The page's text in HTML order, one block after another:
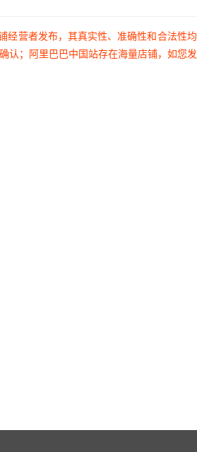
经营者发布，其真实性、准确性和合法性
认；阿里巴巴中国站存在海量店铺，如您